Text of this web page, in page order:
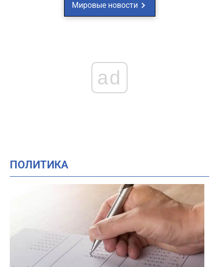
Мировые новости
ad
ПОЛИТИКА